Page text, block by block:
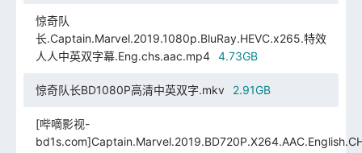
惊奇队
长.Captain.Marvel.2019.1080p.BluRay.HEVC.x265.特效
人人中英双字幕.Eng.chs.aac.mp4
4.73GB
惊奇队长BD1080P高清中英双字.mkv 2.91GB
[哔嘀影视-